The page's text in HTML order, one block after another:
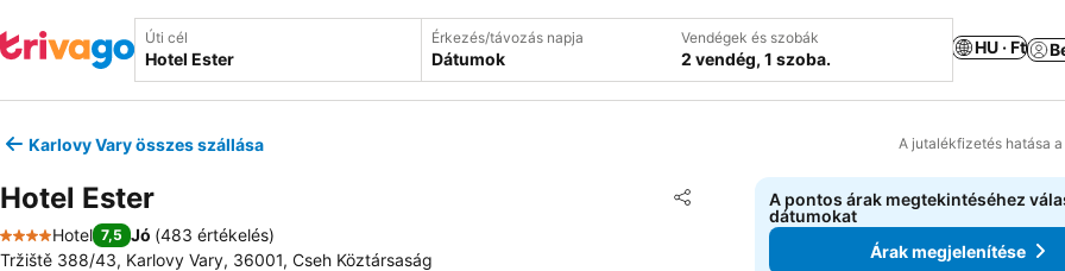
Úti cél Érkezés/távozás napja
Dátumok
Vendégek és szobák
2 vendég, 1 szoba.
HU · Ft
Karlovy Vary összes szállása A jutalékfizetés hatása
Hotel Ester Megosztás
Hozzáadás a kedvencekhez
4 Kategória
Hotel 7,5 Jó (483 értékelés)
Tržiště 388/43, Karlovy Vary, 36001, Cseh Köztársaság
A pontos árak megtekintéséhez
dátumokat
Árak megjelenítése